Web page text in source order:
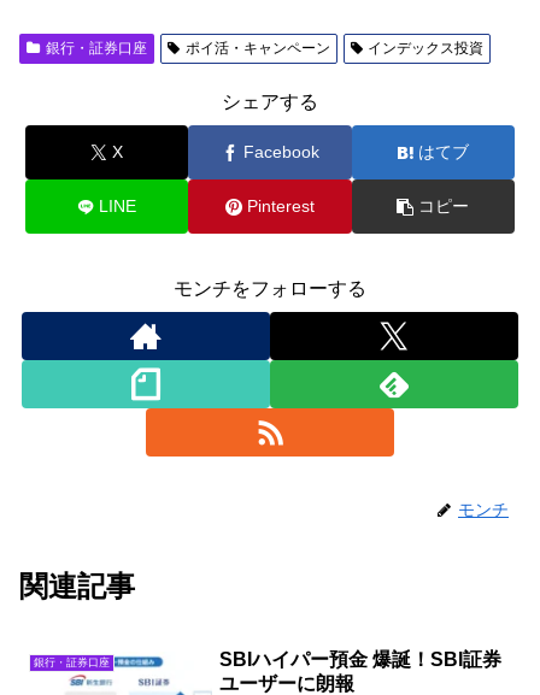
銀行・証券口座 ポイ活・キャンペーン インデックス投資
シェアする
X Facebook はてブ
LINE Pinterest コピー
モンチをフォローする
モンチ
関連記事
銀行・証券口座
SBIハイパー預金 爆誕！SBI証券
ユーザーに朗報